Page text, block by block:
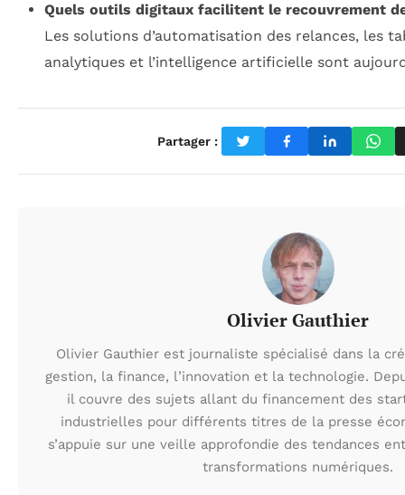
Quels outils digitaux facilitent le recouvrement
Les solutions d’automatisation des relances, les
analytiques et l’intelligence artificielle sont
Partager :
Olivier Gauthier
Olivier Gauthier est journaliste spécialisé dans la
gestion, la finance, l’innovation et la technologie.
il couvre des sujets allant du financement des
industrielles pour différents titres de la presse
s’appuie sur une veille approfondie des tendances
transformations numériques.